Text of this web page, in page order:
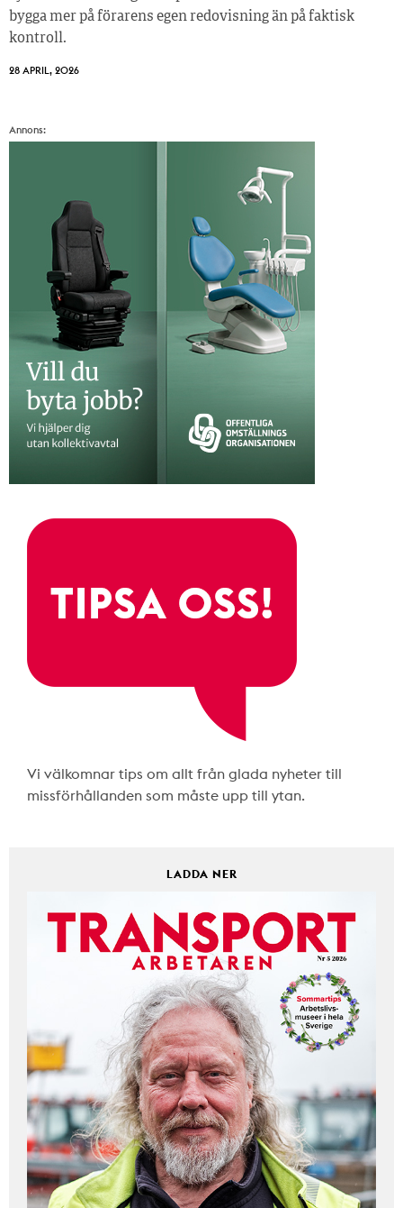
bygga mer på förarens egen redovisning än på faktisk
kontroll.
28 APRIL, 2026
Annons:
Vi välkomnar tips om allt från glada nyheter till
missförhållanden som måste upp till ytan.
LADDA NER